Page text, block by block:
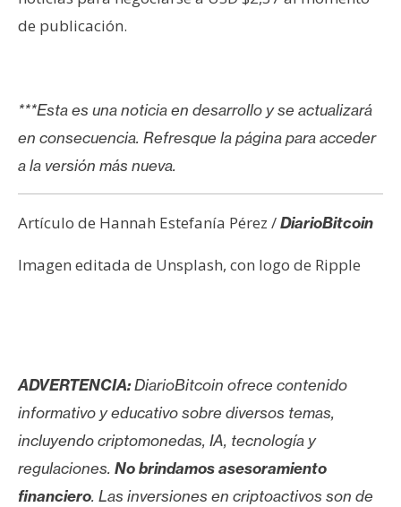
de publicación.
***Esta es una noticia en desarrollo y se actualizará
en consecuencia. Refresque la página para acceder
a la versión más nueva.
Artículo de Hannah Estefanía Pérez /DiarioBitcoin
Imagen editada de Unsplash, con logo de Ripple
ADVERTENCIA:DiarioBitcoin ofrece contenido
informativo y educativo sobre diversos temas,
incluyendo criptomonedas, IA, tecnología y
regulaciones. No brindamos asesoramiento
financiero. Las inversiones en criptoactivos son de